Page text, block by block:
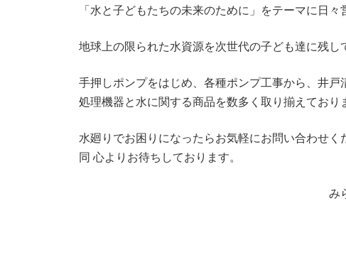
「水と子どもたちの未来のために」をテーマに日々
地球上の限られた水資源を次世代の子ども達に残し
手押しポンプをはじめ、各種ポンプ工事から、井戸
処理機器と水に関する商品を数多く取り揃えており
水廻りでお困りになったらお気軽にお問い合わせく
同 心よりお待ちしております。
み